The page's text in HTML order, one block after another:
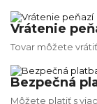
Vrátenie
Tovar môžete
Bezpečná
Môžete platiť s